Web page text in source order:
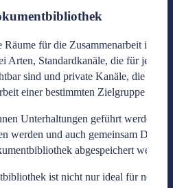
Räume für die Zusammenarbeit
Arten, Standardkanäle, die für jeden
sind und private Kanäle, die der
einer bestimmten Zielgruppe
Unterhaltungen geführt werden,
werden und auch gemeinsam
abgespeichert werden.
ist nicht nur ideal für neue